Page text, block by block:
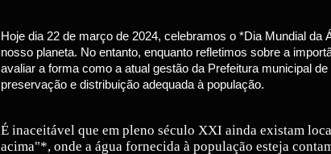
Hoje dia 22 de março de 2024, celebramos o *Dia Mundial da
nosso planeta. No entanto, enquanto refletimos sobre a
avaliar a forma como a atual gestão da Prefeitura municipal
preservação e distribuição adequada à população.
É inaceitável que em pleno século XXI ainda existam
acima"*, onde a água fornecida à população esteja